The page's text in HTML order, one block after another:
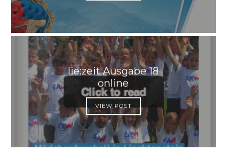
lie:zeit Ausgabe 18
online
VIEW POST